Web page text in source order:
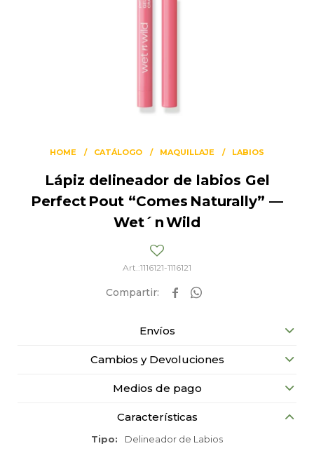
HOME CATÁLOGO MAQUILLAJE LABIOS
Lápiz delineador de labios Gel
Perfect Pout “Comes Naturally” —
Wet´ n Wild
1116121-1116121
 
Envíos
Cambios y Devoluciones
Medios de pago
Características
Tipo Delineador de Labios